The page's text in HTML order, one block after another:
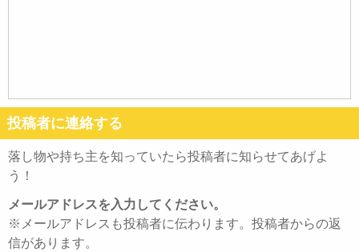
投稿者に連絡する
落し物や持ち主を知っていたら投稿者に知らせてあげよ
う！
メールアドレスを入力してください。
※メールアドレスも投稿者に伝わります。投稿者からの返
信があります。